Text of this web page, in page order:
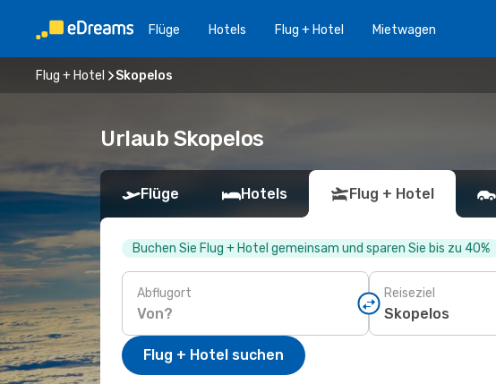
Flüge Hotels Flug + Hotel Mietwagen
Flug + Hotel Skopelos
Urlaub Skopelos
Flüge Hotels Flug + Hotel
Buchen Sie Flug + Hotel gemeinsam und sparen Sie bis zu 40%
Abflugort Reiseziel
Flug + Hotel suchen